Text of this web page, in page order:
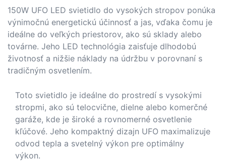
150W UFO LED svietidlo do vysokých stropov ponúka
výnimočnú energetickú účinnosť a jas, vďaka čomu je
ideálne do veľkých priestorov, ako sú sklady alebo
továrne. Jeho LED technológia zaisťuje dlhodobú
životnosť a nižšie náklady na údržbu v porovnaní s
tradičným osvetlením.
Toto svietidlo je ideálne do prostredí s vysokými
stropmi, ako sú telocvične, dielne alebo komerčné
garáže, kde je široké a rovnomerné osvetlenie
kľúčové. Jeho kompaktný dizajn UFO maximalizuje
odvod tepla a svetelný výkon pre optimálny
výkon.